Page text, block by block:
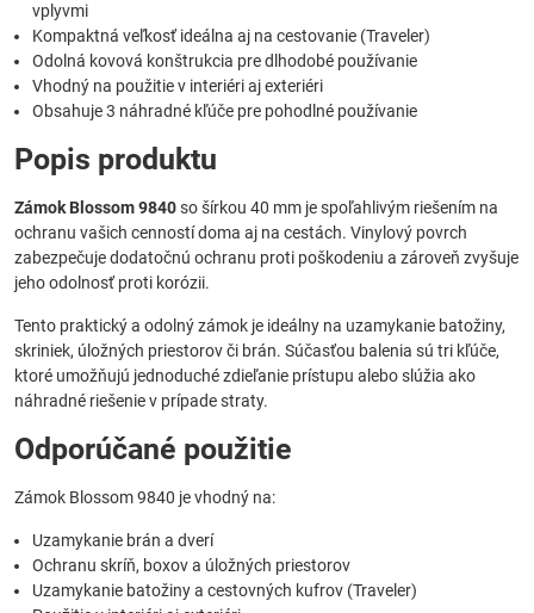
vplyvmi
Kompaktná veľkosť ideálna aj na cestovanie (Traveler)
Odolná kovová konštrukcia pre dlhodobé používanie
Vhodný na použitie v interiéri aj exteriéri
Obsahuje 3 náhradné kľúče pre pohodlné používanie
Popis produktu
Zámok Blossom 9840so šírkou 40 mm je spoľahlivým riešením na
ochranu vašich cenností doma aj na cestách. Vinylový povrch
zabezpečuje dodatočnú ochranu proti poškodeniu a zároveň zvyšuje
jeho odolnosť proti korózii.
Tento praktický a odolný zámok je ideálny na uzamykanie batožiny,
skriniek, úložných priestorov či brán. Súčasťou balenia sú tri kľúče,
ktoré umožňujú jednoduché zdieľanie prístupu alebo slúžia ako
náhradné riešenie v prípade straty.
Odporúčané použitie
Zámok Blossom 9840 je vhodný na:
Uzamykanie brán a dverí
Ochranu skríň, boxov a úložných priestorov
Uzamykanie batožiny a cestovných kufrov (Traveler)